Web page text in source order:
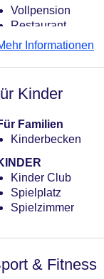
Vollpension
Restaurant
Informationen
Kinder
Familien
Kinderbecken
Kinder Club
Spielplatz
Spielzimmer
& Fitness